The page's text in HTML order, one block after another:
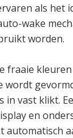
als het
wake
worden.
fraaie
wordt
in vast klikt.
en
automatisch